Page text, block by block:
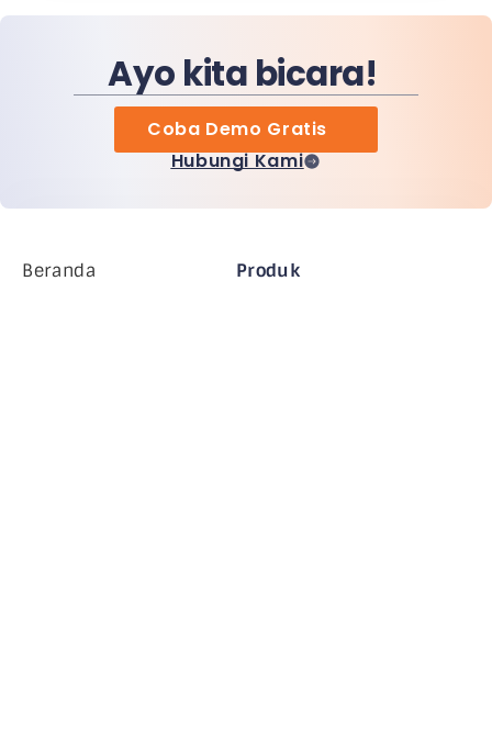
Ayo kita bicara!
Coba Demo Gratis
Hubungi Kami
Beranda
Produk